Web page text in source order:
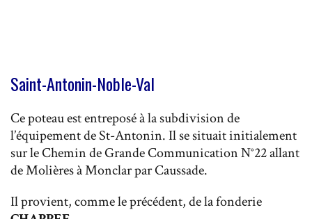
Saint-Antonin-Noble-Val
Ce poteau est entreposé à la subdivision de
l’équipement de St-Antonin. Il se situait initialement
sur le Chemin de Grande Communication N°22 allant
de Molières à Monclar par Caussade.
Il provient, comme le précédent, de la fonderie